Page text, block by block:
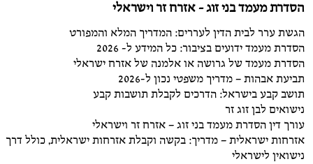
הסדרת מעמד בני זוג - אזרח זר וישראלי
הגשת ערר לבית הדין לעררים: המדריך המלא והמפורט
הסדרת מעמד ידועים בציבור: כל המידע ל- 2026
הסדרת מעמד של גרושה או אלמנה של אזרח ישראלי
תביעת אבהות – מדריך משפטי נכון ל-2026
תושב קבע בישראל: הדרכים לקבלת תושבות קבע
נישואים לבן זוג זר
עורך דין הסדרת מעמד בני זוג – אזרח זר וישראלי
אזרחות ישראלית – מדריך: בקשה וקבלת אזרחות ישראלית, כולל דרך
נישואין לישראלי